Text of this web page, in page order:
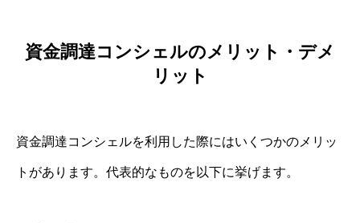
資金調達コンシェルのメリット・デメ
リット
資金調達コンシェルを利用した際にはいくつかのメリッ
トがあります。代表的なものを以下に挙げます。